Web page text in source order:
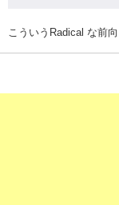
こういうRadical な前